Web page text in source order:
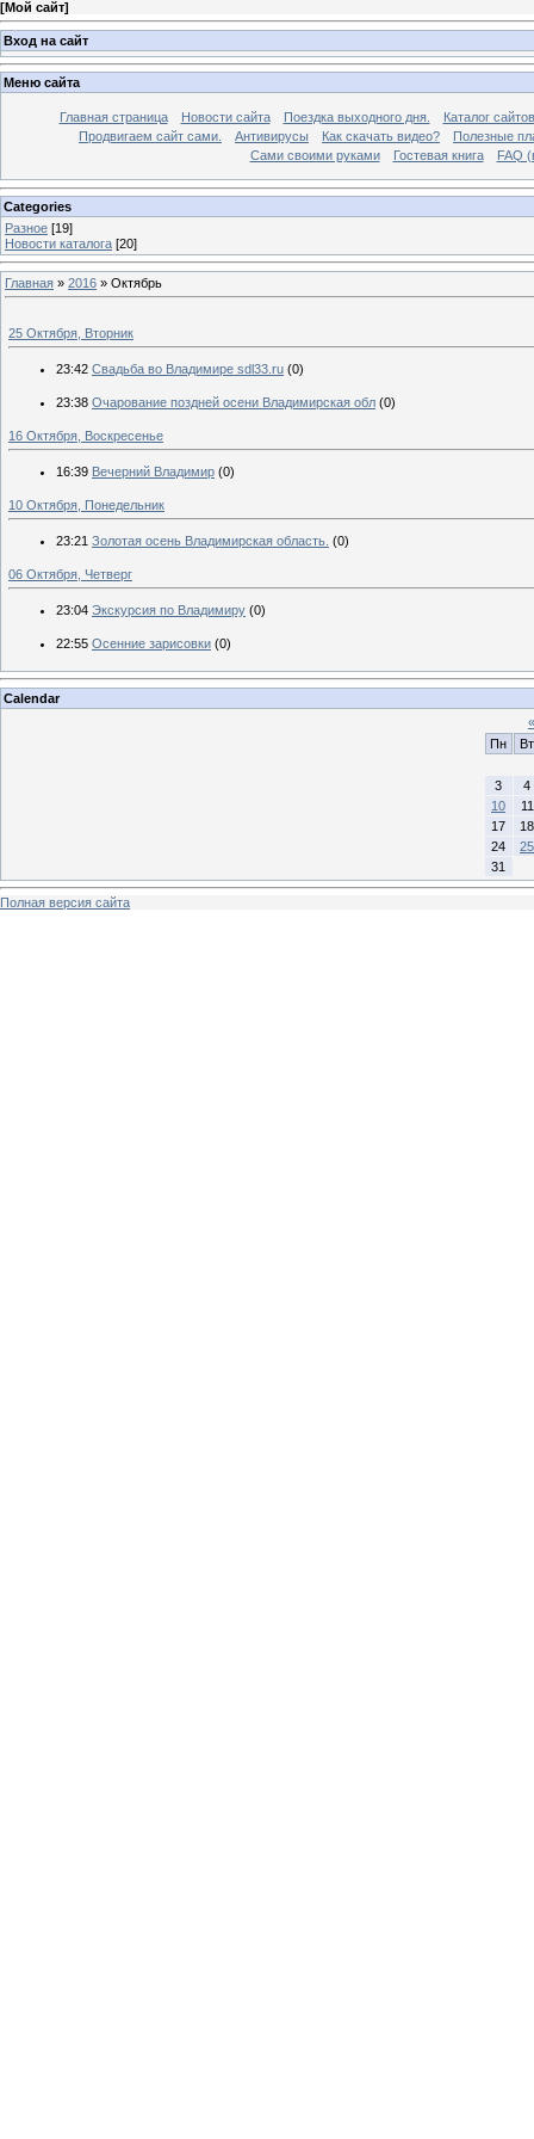
[Мой сайт]
Вход на сайт
Меню сайта
Главная страница Новости сайта Поездка выходного дня.
Каталог сайтов
Продвигаем сайт сами.
Антивирусы Как скачать видео?
Полезные
Сами своими руками
Гостевая книга FAQ
Categories
Разное [19]
Новости каталога [20]
Главная » 2016 » Октябрь
25 Октября, Вторник
23:42 Свадьба во Владимире sdl33.ru (0)
23:38 Очарование поздней осени Владимирская обл (0)
16 Октября, Воскресенье
16:39 Вечерний Владимир (0)
10 Октября, Понедельник
23:21 Золотая осень Владимирская область. (0)
06 Октября, Четверг
23:04 Экскурсия по Владимиру (0)
22:55 Осенние зарисовки (0)
Calendar
«
Пн
Вт
3
4
10
11
17
18
24
25
31
Полная версия сайта